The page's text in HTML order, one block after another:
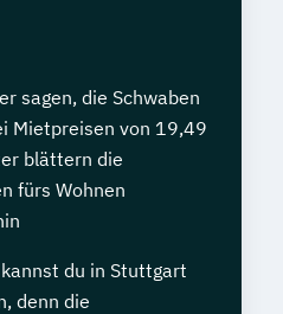
sagen, die Schwaben
Mietpreisen von 19,49
blättern die
fürs Wohnen
du in Stuttgart
denn die